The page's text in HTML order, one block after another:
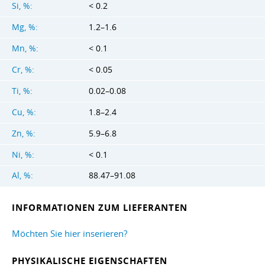
Si, %:
< 0.2
Mg, %:
1.2–1.6
Mn, %:
< 0.1
Cr, %:
< 0.05
Ti, %:
0.02–0.08
Cu, %:
1.8–2.4
Zn, %:
5.9–6.8
Ni, %:
< 0.1
Al, %:
88.47–91.08
INFORMATIONEN ZUM LIEFERANTEN
Möchten Sie hier inserieren?
PHYSIKALISCHE EIGENSCHAFTEN